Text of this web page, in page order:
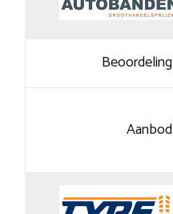
Beoordeling
Aanbod